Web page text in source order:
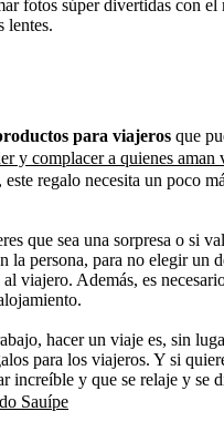
fotos súper divertidas con el
lentes.
para viajeros que
y complacer a quienes aman
regalo necesita un poco
que sea una sorpresa o si
la persona, para no elegir un
viajero. Además, es
hacer un viaje es, sin
para los viajeros. Y si
increíble y que se relaje y se
Sauípe